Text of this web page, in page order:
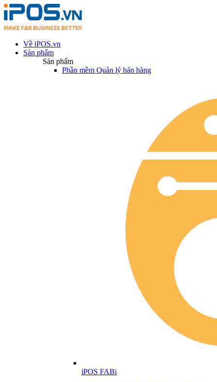
Về iPOS.vn
Sản phẩm
Sản phẩm
Phần mềm Quản lý bán hàng
iPOS FABi